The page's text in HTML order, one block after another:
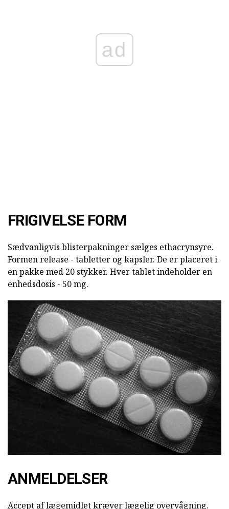
ad
FRIGIVELSE FORM
Sædvanligvis blisterpakninger sælges ethacrynsyre.
Formen release - tabletter og kapsler. De er placeret i
en pakke med 20 stykker. Hver tablet indeholder en
enhedsdosis - 50 mg.
ANMELDELSER
Accept af lægemidlet kræver lægelig overvågning.